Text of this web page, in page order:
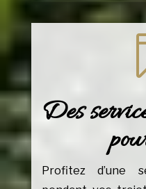
Des
Profitez d’une